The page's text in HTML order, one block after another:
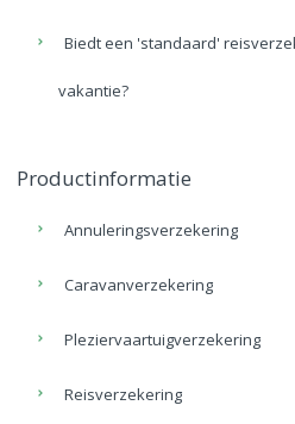
Biedt een 'standaard'
vakantie?
Productinformatie
Annuleringsverzekering
Caravanverzekering
Pleziervaartuigverzekering
Reisverzekering